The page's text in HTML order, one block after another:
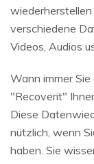
verschiedene
Videos, Audios
Wann immer
"Recoverit"
Diese
nützlich, wenn
haben. Sie